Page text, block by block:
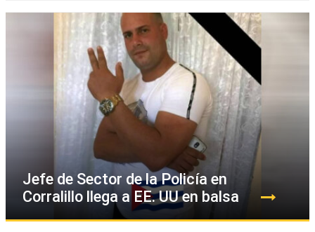
Jefe de Sector de la Policía en
Corralillo llega a EE. UU en balsa